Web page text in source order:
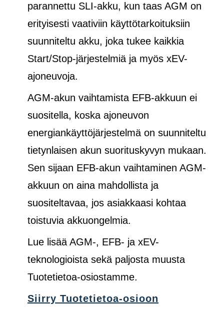
parannettu SLI-akku, kun taas AGM on
erityisesti vaativiin käyttötarkoituksiin
suunniteltu akku, joka tukee kaikkia
Start/Stop-järjestelmiä ja myös xEV-
ajoneuvoja.
AGM-akun vaihtamista EFB-akkuun ei
suositella, koska ajoneuvon
energiankäyttöjärjestelmä on suunniteltu
tietynlaisen akun suorituskyvyn mukaan.
Sen sijaan EFB-akun vaihtaminen AGM-
akkuun on aina mahdollista ja
suositeltavaa, jos asiakkaasi kohtaa
toistuvia akkuongelmia.
Lue lisää AGM-, EFB- ja xEV-
teknologioista sekä paljosta muusta
Tuotetietoa-osiostamme.
Siirry Tuotetietoa-osioon